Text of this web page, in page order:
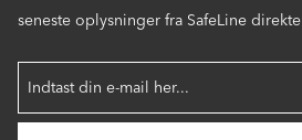
seneste oplysninger fra SafeLine